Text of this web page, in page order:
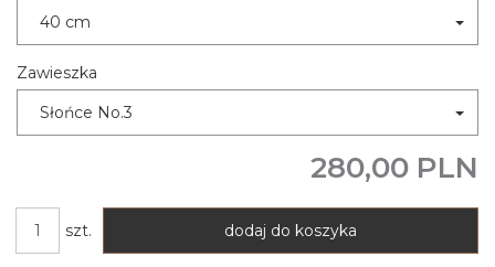
40 cm
Zawieszka
Słońce No.3
280,00 PLN
szt. dodaj do koszyka